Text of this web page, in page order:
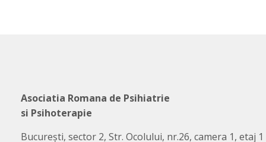
Asociatia Romana de Psihiatrie
si Psihoterapie
București, sector 2, Str. Ocolului, nr.26, camera 1, etaj 1